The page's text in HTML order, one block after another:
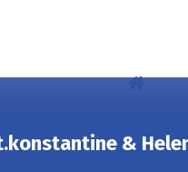
&